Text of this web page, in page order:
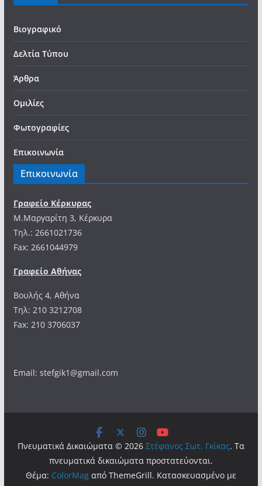
Βιογραφικό
Δελτία Τύπου
Άρθρα
Ομιλίες
Φωτογραφίες
Επικοινωνία
Επικοινωνία
Γραφείο Κέρκυρας
Μ.Μαργαρίτη 3, Κέρκυρα
Tηλ.: 2661021736
Fax: 2661044979
Γραφείο Αθήνας
Βουλής 4, Αθήνα
Τηλ: 210 3212708
Fax: 210 3706037
Email: stefgik1@gmail.com
Πνευματικά Δικαιώματα © 2026 Στέφανος Σωτ. Γκίκας. Τα
πνευματικά δικαιώματα προστατεύονται.
Θέμα: ColorMagαπό ThemeGrill. Κατασκευασμένο με